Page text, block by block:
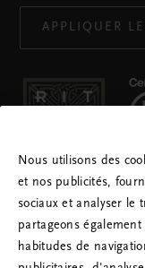
CONTACTEZ-
+41315280517
Lundi - Vendredi
APPLICATION
APPLIQUER
Nous utilisons des
et nos publicités,
sociaux et analyser le
partageons
habitudes de